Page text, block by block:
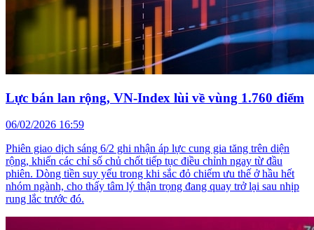
Lực bán lan rộng, VN-Index lùi về vùng 1.760 điểm
06/02/2026 16:59
Phiên giao dịch sáng 6/2 ghi nhận áp lực cung gia tăng trên diện
rộng, khiến các chỉ số chủ chốt tiếp tục điều chỉnh ngay từ đầu
phiên. Dòng tiền suy yếu trong khi sắc đỏ chiếm ưu thế ở hầu hết
nhóm ngành, cho thấy tâm lý thận trọng đang quay trở lại sau nhịp
rung lắc trước đó.